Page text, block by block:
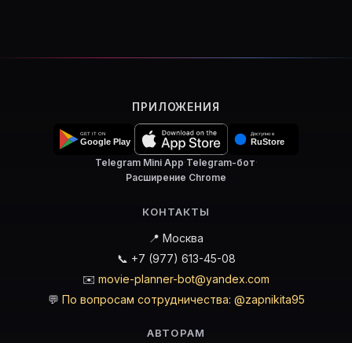
ПРИЛОЖЕНИЯ
Telegram Mini App·Telegram-бот·
Расширение Chrome
КОНТАКТЫ
📍 Москва
📞 +7 (977) 613-45-08
✉️ movie-planner-bot@yandex.com
💬 По вопросам сотрудничества: @zapnikita95
АВТОРАМ